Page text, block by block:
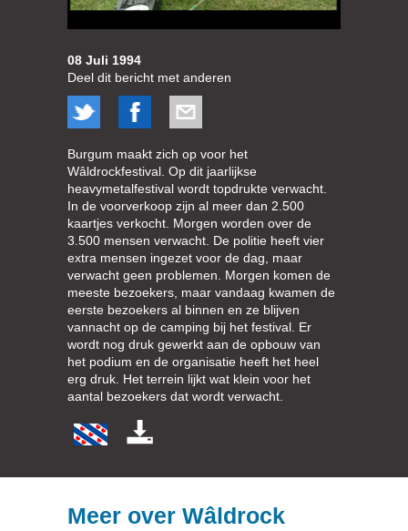
08 Juli 1994
Deel dit bericht met anderen
Burgum maakt zich op voor het
Wâldrockfestival. Op dit jaarlijkse
heavymetalfestival wordt topdrukte verwacht.
In de voorverkoop zijn al meer dan 2.500
kaartjes verkocht. Morgen worden over de
3.500 mensen verwacht. De politie heeft vier
extra mensen ingezet voor de dag, maar
verwacht geen problemen. Morgen komen de
meeste bezoekers, maar vandaag kwamen de
eerste bezoekers al binnen en ze blijven
vannacht op de camping bij het festival. Er
wordt nog druk gewerkt aan de opbouw van
het podium en de organisatie heeft het heel
erg druk. Het terrein lijkt wat klein voor het
aantal bezoekers dat wordt verwacht.
Meer over Wâldrock